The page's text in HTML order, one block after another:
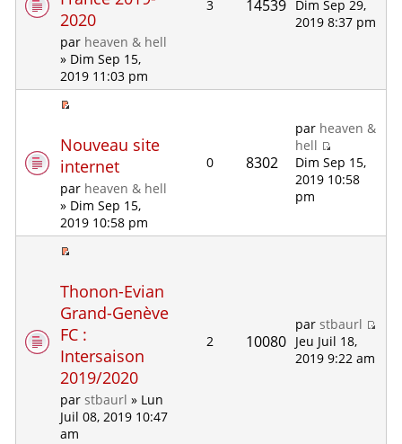
2020
par heaven & hell
» Dim Sep 15,
2019 11:03 pm
3 14539 Dim Sep 29,
2019 8:37 pm
Nouveau site
internet
par heaven & hell
» Dim Sep 15,
2019 10:58 pm
0 8302
par heaven &
hell
Dim Sep 15,
2019 10:58
pm
Thonon-Evian
Grand-Genève
FC :
Intersaison
2019/2020
parstbaurl » Lun
Juil 08, 2019 10:47
am
2 10080
parstbaurl
Jeu Juil 18,
2019 9:22 am